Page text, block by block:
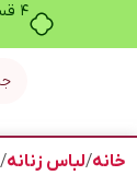
۴ قسط، بدون کارمزد
خانه لباس زنانه